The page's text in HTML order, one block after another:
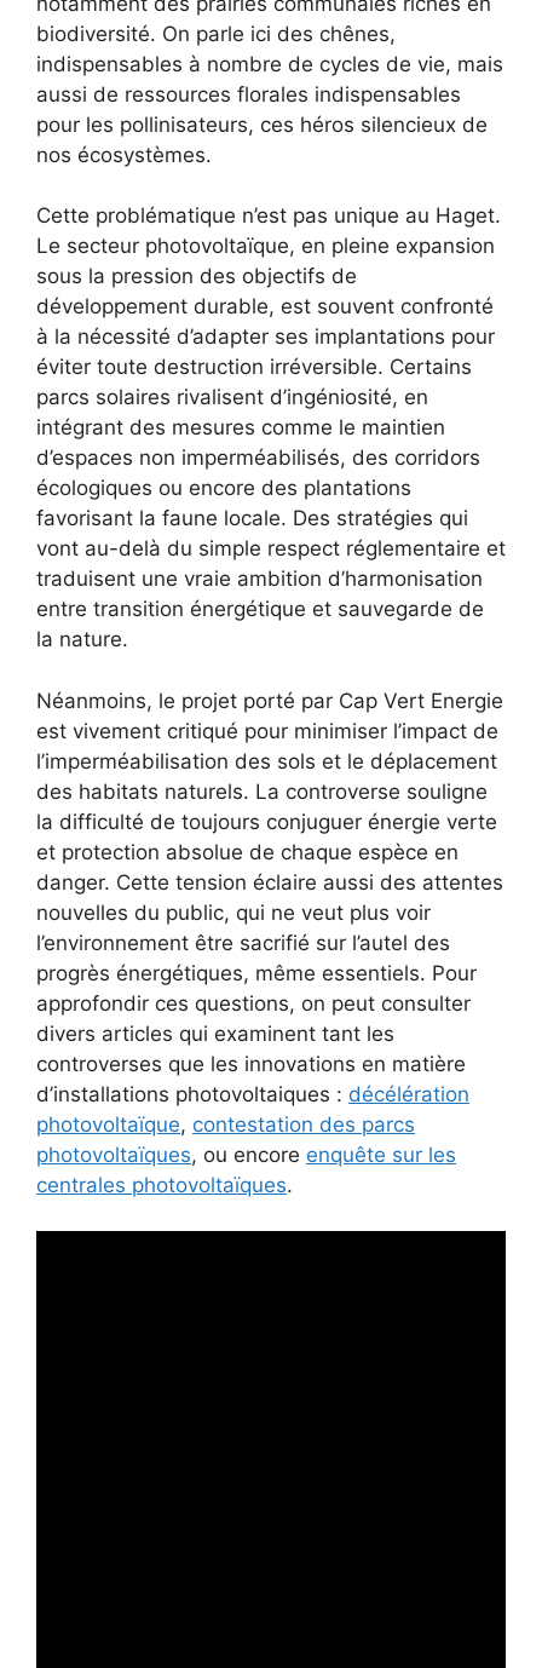
biodiversité. On parle ici des chênes,
indispensables à nombre de cycles de vie, mais
aussi de ressources florales indispensables
pour les pollinisateurs, ces héros silencieux de
nos écosystèmes.
Cette problématique n’est pas unique au Haget.
Le secteur photovoltaïque, en pleine expansion
sous la pression des objectifs de
développement durable, est souvent confronté
à la nécessité d’adapter ses implantations pour
éviter toute destruction irréversible. Certains
parcs solaires rivalisent d’ingéniosité, en
intégrant des mesures comme le maintien
d’espaces non imperméabilisés, des corridors
écologiques ou encore des plantations
favorisant la faune locale. Des stratégies qui
vont au-delà du simple respect réglementaire et
traduisent une vraie ambition d’harmonisation
entre transition énergétique et sauvegarde de
la nature.
Néanmoins, le projet porté par Cap Vert Energie
est vivement critiqué pour minimiser l’impact de
l’imperméabilisation des sols et le déplacement
des habitats naturels. La controverse souligne
la difficulté de toujours conjuguer énergie verte
et protection absolue de chaque espèce en
danger. Cette tension éclaire aussi des attentes
nouvelles du public, qui ne veut plus voir
l’environnement être sacrifié sur l’autel des
progrès énergétiques, même essentiels. Pour
approfondir ces questions, on peut consulter
divers articles qui examinent tant les
controverses que les innovations en matière
d’installations photovoltaiques : décélération
photovoltaïque, contestation des parcs
photovoltaïques, ou encore enquête sur les
centrales photovoltaïques.